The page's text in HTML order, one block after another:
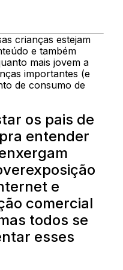
crianças estejam
e também
mais jovem a
importantes (e
de consumo de
os pais de
entender
e
comercial
todos se
esses